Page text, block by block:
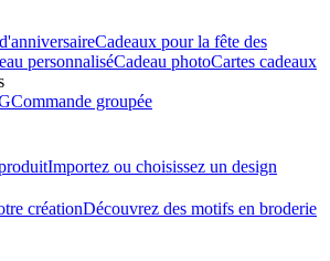
Cadeaux pour la fête des
personnaliséCadeau photoCartes cadeaux
Commande groupée
Importez ou choisissez un design
créationDécouvrez des motifs en broderie